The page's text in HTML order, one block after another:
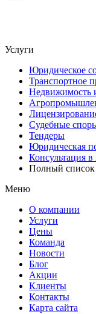
Услуги
Юридическое
Транспортное
Недвижимость
Судебные
Тендеры
Юридическая
Консультация в
Полный список
Меню
О компании
Услуги
Цены
Команда
Новости
Блог
Акции
Клиенты
Контакты
Карта сайта